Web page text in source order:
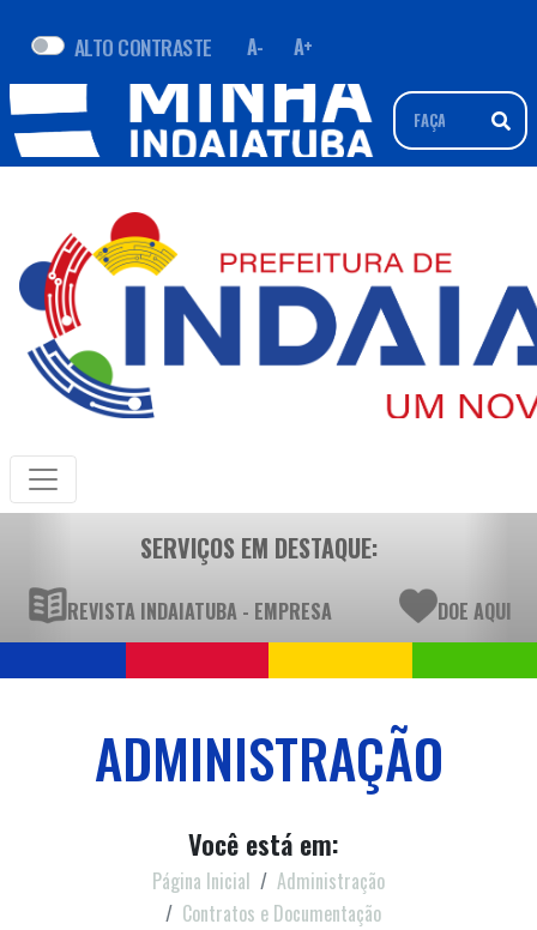
ALTO CONTRASTE A- A+
SERVIÇOS EM DESTAQUE:
REVISTA INDAIATUBA - EMPRESA DOE AQUI
ADMINISTRAÇÃO
Você está em:
Página Inicial
Administração
Contratos e Documentação